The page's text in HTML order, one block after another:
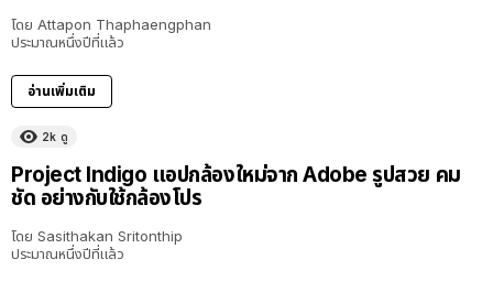
โดย Attapon Thaphaengphan
ประมาณหนึ่งปีที่แล้ว
อ่านเพิ่มเติม
2k ดู
Project Indigo แอปกล้องใหม่จาก Adobe รูปสวย คม
ชัด อย่างกับใช้กล้องโปร
โดย Sasithakan Sritonthip
ประมาณหนึ่งปีที่แล้ว